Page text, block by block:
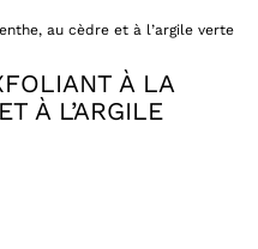
au cèdre et à l’argile verte
À LA
À L’ARGILE